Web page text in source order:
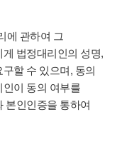
에 관하여 그
법정대리인의 성명,
할 수 있으며, 동의
이 동의 여부를
본인인증을 통하여